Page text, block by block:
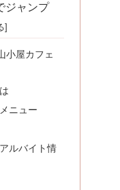
ジャンプ
小屋カフェ
ニュー
ルバイト情